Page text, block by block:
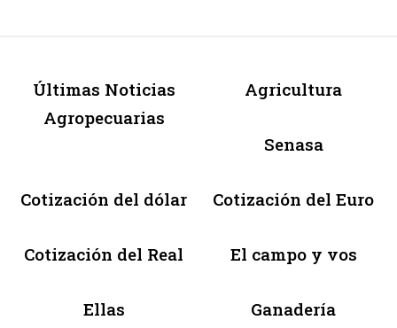
Últimas Noticias
Agropecuarias
Agricultura
Senasa
Cotización del dólar Cotización del Euro
Cotización del Real El campo y vos
Ellas Ganadería